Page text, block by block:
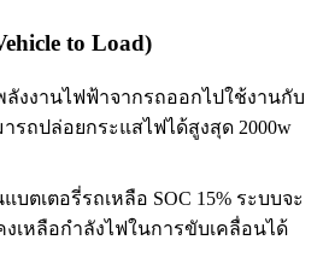
to Load)
งงานไฟฟ้าจากรถออกไปใช้งานกับ
รถปล่อยกระแสไฟได้สูงสุด 2000w
ตเตอรี่รถเหลือ SOC 15% ระบบจะ
เหลือกำลังไฟในการขับเคลื่อนได้